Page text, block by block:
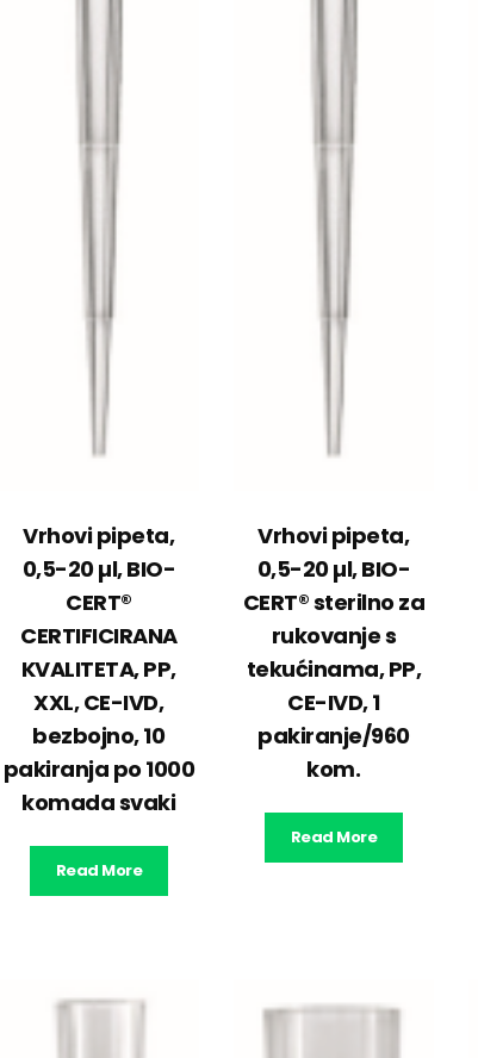
Vrhovi pipeta,
0,5-20 µl, BIO-
CERT®
CERTIFICIRANA
KVALITETA, PP,
XXL, CE-IVD,
bezbojno, 10
pakiranja po 1000
komada svaki
Read More
Vrhovi pipeta,
0,5-20 µl, BIO-
CERT® sterilno za
rukovanje s
tekućinama, PP,
CE-IVD, 1
pakiranje/960
kom.
Read More